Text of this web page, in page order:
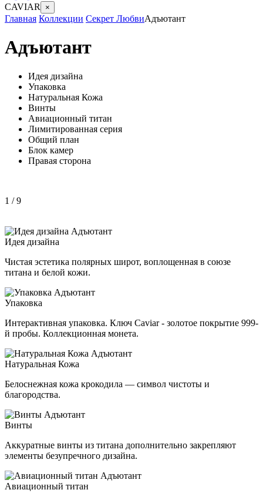
CAVIAR ×
Главная Коллекции Секрет ЛюбвиАдъютант
Адъютант
Идея дизайна
Упаковка
Натуральная Кожа
Винты
Авиационный титан
Лимитированная серия
Общий план
Блок камер
Правая сторона
1 / 9
Идея дизайна
Чистая эстетика полярных широт, воплощенная в союзе
титана и белой кожи.
Упаковка
Интерактивная упаковка. Ключ Caviar - золотое покрытие 999-
й пробы. Коллекционная монета.
Натуральная Кожа
Белоснежная кожа крокодила — символ чистоты и
благородства.
Винты
Аккуратные винты из титана дополнительно закрепляют
элементы безупречного дизайна.
Авиационный титан